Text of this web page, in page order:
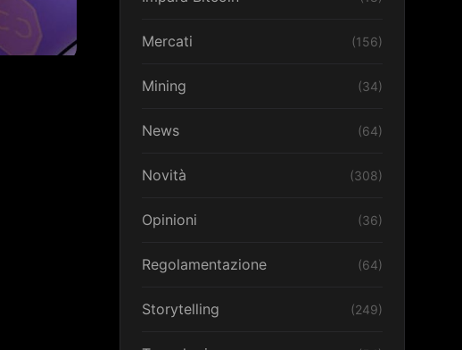
Mercati (156)
Mining (34)
News (64)
Novità (308)
Opinioni (36)
Regolamentazione (64)
Storytelling (249)